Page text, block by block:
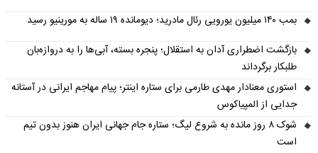
بمب ۱۴۰ میلیون یورویی رئال مادرید؛ دیومانده ۱۹ ساله به مورینیو رسید
بازگشت اضطراری آدان به استقلال؛ پنجره بسته، آبی‌ها را به دروازه‌بان
طلبکار برگرداند
استوری معنادار مهدی طارمی برای ستاره اینتر؛ پیام مهاجم ایرانی در آستانه
جدایی از المپیاکوس
شوک ۸ روز مانده به شروع لیگ؛ ستاره جام جهانی ایران هنوز بدون تیم
است